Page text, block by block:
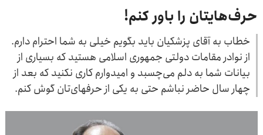
حرف‌هایتان را باور کنم!
خطاب به آقای پزشکیان باید بگویم خیلی به شما احترام دارم.
از نوادر مقامات دولتی جمهوری اسلامی هستید که بسیاری از
بیانات شما به دلم می‌چسبد و امیدوارم کاری نکنید که بعد از
چهار سال حاضر نباشم حتی به یکی از حرفهای‌تان گوش کنم.